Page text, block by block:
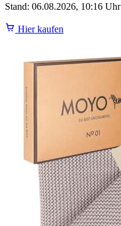
Stand: 06.08.2026, 10:16 Uhr
Hier kaufen